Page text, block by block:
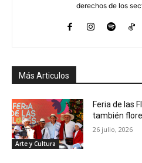
derechos de los
Más Articulos
Arte y Cultura
Feria de las
también
26 julio, 2026